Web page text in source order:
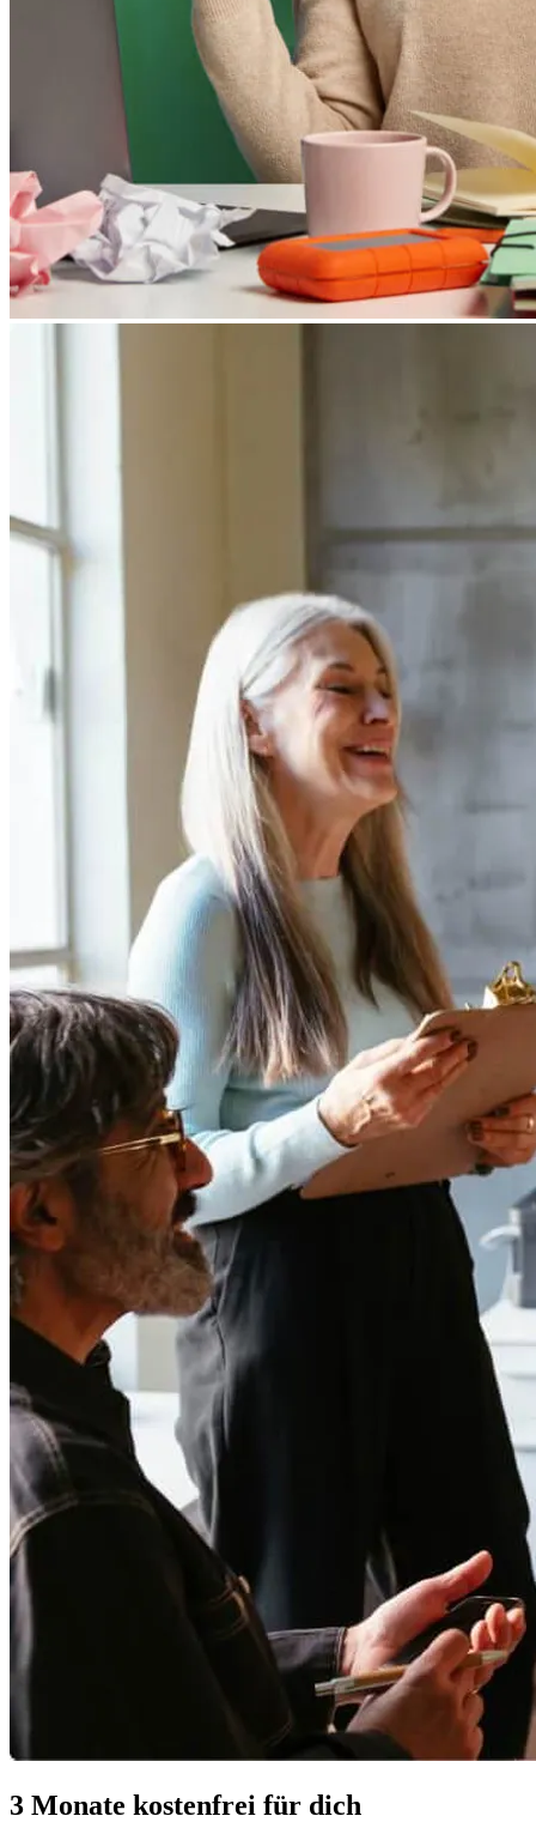
3 Monate kostenfrei für dich